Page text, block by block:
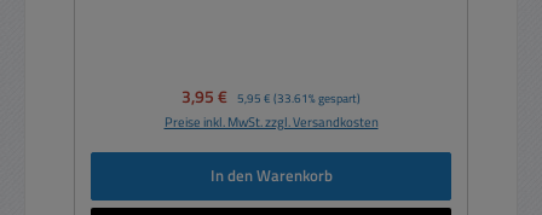
Verkaufspreis:
3,95 € Regulärer Preis:
5,95 € (33.61% gespart)
Preise inkl. MwSt. zzgl. Versandkosten
In den Warenkorb